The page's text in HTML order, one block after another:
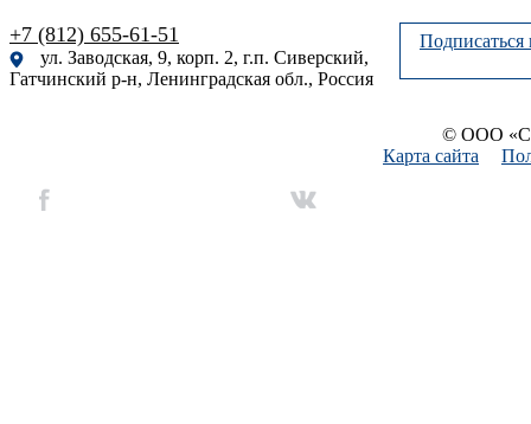
+7 (812) 655-61-51
ул. Заводская, 9, корп. 2, г.п. Сиверский,
Гатчинский р-н, Ленинградская обл., Россия
Подписаться
© ООО
Карта сайта